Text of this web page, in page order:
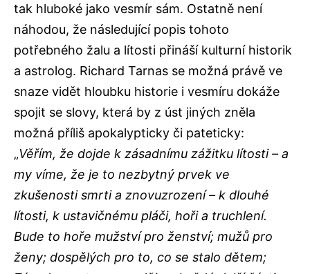
tak hluboké jako vesmír sám. Ostatně není
náhodou, že následující popis tohoto
potřebného žalu a lítosti přináší kulturní historik
a astrolog. Richard Tarnas se možná právě ve
snaze vidět hloubku historie i vesmíru dokáže
spojit se slovy, která by z úst jiných zněla
možná příliš apokalypticky či pateticky:
„Věřím, že dojde k zásadnímu zážitku lítosti – a
my víme, že je to nezbytný prvek ve
zkušenosti smrti a znovuzrození – k dlouhé
lítosti, k ustavičnému pláči, hoři a truchlení.
Bude to hoře mužství pro ženství; mužů pro
ženy; dospělých pro to, co se stalo dětem;